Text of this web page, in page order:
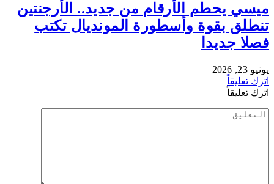
ميسي يحطم الأرقام من جديد.. الأرجنتين
تنطلق بقوة وأسطورة المونديال تكتب
فصلا جديدا
يونيو 23, 2026
اترك تعليقاً
اترك تعليقاً